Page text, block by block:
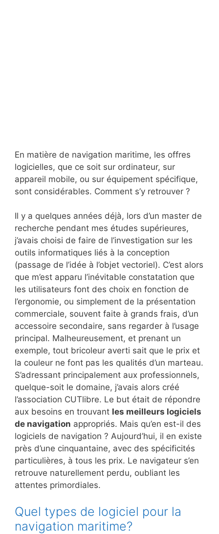
En matière de navigation maritime, les offres
logicielles, que ce soit sur ordinateur, sur
appareil mobile, ou sur équipement spécifique,
sont considérables. Comment s’y retrouver ?
Il y a quelques années déjà, lors d’un master de
recherche pendant mes études supérieures,
j’avais choisi de faire de l’investigation sur les
outils informatiques liés à la conception
(passage de l’idée à l’objet vectoriel). C’est alors
que m’est apparu l’inévitable constatation que
les utilisateurs font des choix en fonction de
l’ergonomie, ou simplement de la présentation
commerciale, souvent faite à grands frais, d’un
accessoire secondaire, sans regarder à l’usage
principal. Malheureusement, et prenant un
exemple, tout bricoleur averti sait que le prix et
la couleur ne font pas les qualités d’un marteau.
S’adressant principalement aux professionnels,
quelque-soit le domaine, j’avais alors créé
l’association CUTlibre. Le but était de répondre
aux besoins en trouvant les meilleurs logiciels
de navigation appropriés. Mais qu’en est-il des
logiciels de navigation ? Aujourd’hui, il en existe
près d’une cinquantaine, avec des spécificités
particulières, à tous les prix. Le navigateur s’en
retrouve naturellement perdu, oubliant les
attentes primordiales.
Quel types de logiciel pour la
navigation maritime?